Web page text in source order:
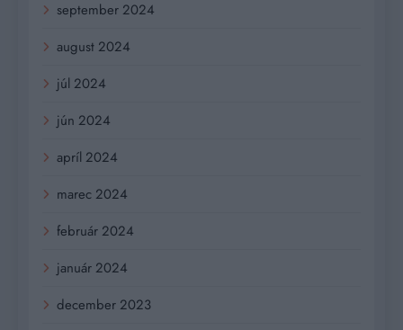
september 2024
august 2024
júl 2024
jún 2024
apríl 2024
marec 2024
február 2024
január 2024
december 2023